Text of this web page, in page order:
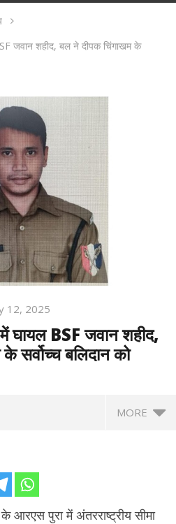
जवान शहीद, बल ने दीपक चिंगाखम के
12, 2025
में घायल BSF जवान शहीद,
सर्वोच्च बलिदान को
MORE
आरएस पुरा में अंतरराष्ट्रीय सीमा